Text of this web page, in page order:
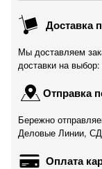
Доставка
Мы доставляем
доставки на
Отправка
Бережно
Деловые Линии,
Оплата